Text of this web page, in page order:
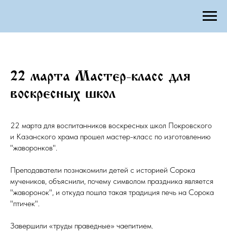
22 марта Мастер-класс для
воскресных школ
22 марта для воспитанников воскресных школ Покровского
и Казанского храма прошел мастер-класс по изготовлению
"жаворонков".
Преподаватели познакомили детей с историей Сорока
мучеников, объяснили, почему символом праздника является
"жаворонок", и откуда пошла такая традиция печь на Сорока
"птичек".
Завершили «труды праведные» чаепитием.